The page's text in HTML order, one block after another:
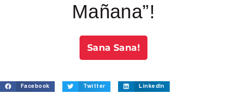
Mañana”!
Sana Sana!
Facebook Twitter LinkedIn